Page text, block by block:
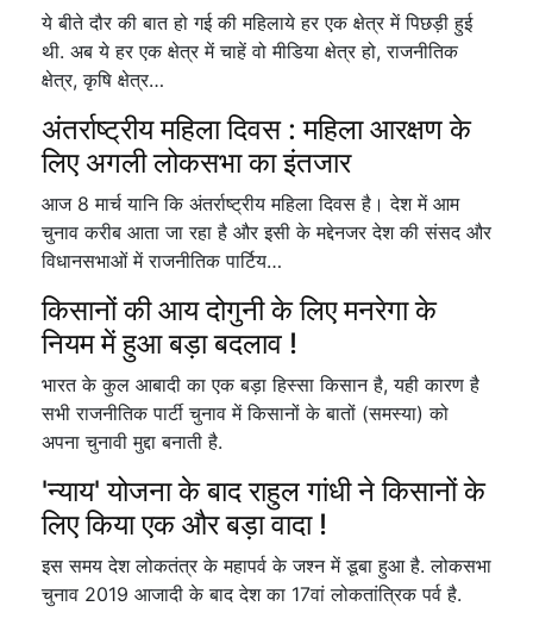
ये बीते दौर की बात हो गई की महिलाये हर एक क्षेत्र में पिछड़ी हुई
थी. अब ये हर एक क्षेत्र में चाहें वो मीडिया क्षेत्र हो, राजनीतिक
क्षेत्र, कृषि क्षेत्र…
अंतर्राष्ट्रीय महिला दिवस : महिला आरक्षण के
लिए अगली लोकसभा का इंतजार
आज 8 मार्च यानि कि अंतर्राष्ट्रीय महिला दिवस है। देश में आम
चुनाव करीब आता जा रहा है और इसी के मद्देनजर देश की संसद और
विधानसभाओं में राजनीतिक पार्टिय…
किसानों की आय दोगुनी के लिए मनरेगा के
नियम में हुआ बड़ा बदलाव !
भारत के कुल आबादी का एक बड़ा हिस्सा किसान है, यही कारण है
सभी राजनीतिक पार्टी चुनाव में किसानों के बातों (समस्या) को
अपना चुनावी मुद्दा बनाती है.
'न्याय' योजना के बाद राहुल गांधी ने किसानों के
लिए किया एक और बड़ा वादा !
इस समय देश लोकतंत्र के महापर्व के जश्न में डूबा हुआ है. लोकसभा
चुनाव 2019 आजादी के बाद देश का 17वां लोकतांत्रिक पर्व है.